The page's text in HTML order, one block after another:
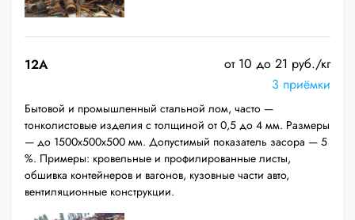
12A
от 10 до 21 руб./кг
3 приёмки
Бытовой и промышленный стальной лом, часто —
тонколистовые изделия с толщиной от 0,5 до 4 мм. Размеры
— до 1500х500х500 мм. Допустимый показатель засора — 5
%. Примеры: кровельные и профилированные листы,
обшивка контейнеров и вагонов, кузовные части авто,
вентиляционные конструкции.